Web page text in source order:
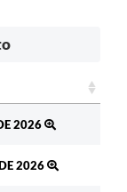
2026
2026